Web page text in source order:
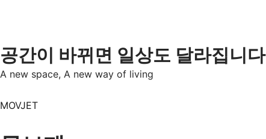
공간이 바뀌면 일상도 달라집니다
A new space, A new way of living
로
건
너
기
MOVJET